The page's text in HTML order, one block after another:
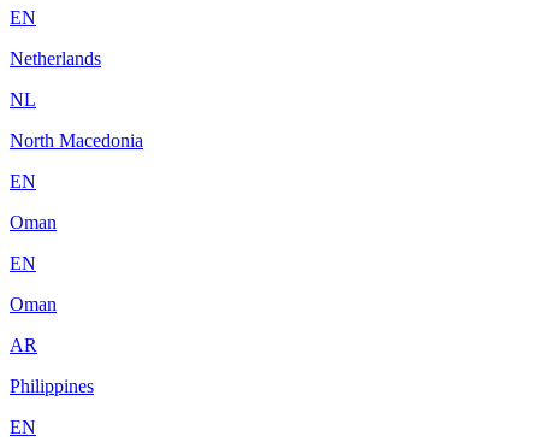
EN
Netherlands
NL
North Macedonia
EN
Oman
EN
Oman
AR
Philippines
EN